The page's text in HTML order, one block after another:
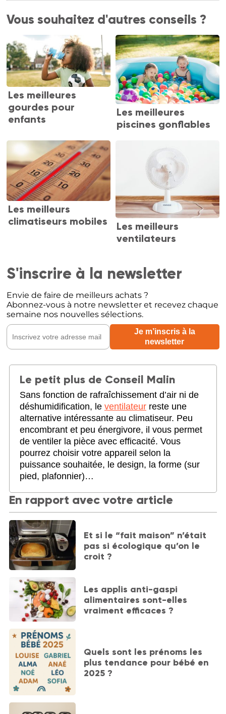
Vous souhaitez d'autres conseils ?
Les meilleures
gourdes pour
enfants
Les meilleures
piscines gonflables
Les meilleurs
climatiseurs mobiles
Les meilleurs
ventilateurs
S'inscrire à la newsletter
Envie de faire de meilleurs achats ?
Abonnez-vous à notre newsletter et recevez chaque
semaine nos nouvelles sélections.
Le petit plus de Conseil Malin
Sans fonction de rafraîchissement d’air ni de
déshumidification, le ventilateurreste une
alternative intéressante au climatiseur. Peu
encombrant et peu énergivore, il vous permet
de ventiler la pièce avec efficacité. Vous
pourrez choisir votre appareil selon la
puissance souhaitée, le design, la forme (sur
pied, plafonnier)…
En rapport avec votre article
Et si le “fait maison” n’était
pas si écologique qu’on le
croit ?
Les applis anti-gaspi
alimentaires sont-elles
vraiment efficaces ?
Quels sont les prénoms les
plus tendance pour bébé en
2025 ?